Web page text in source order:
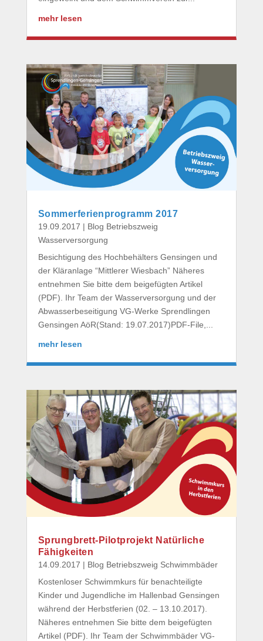
mehr lesen
Sommerferienprogramm 2017
19.09.2017 | Blog Betriebszweig
Wasserversorgung
Besichtigung des Hochbehälters Gensingen und
der Kläranlage “Mittlerer Wiesbach” Näheres
entnehmen Sie bitte dem beigefügten Artikel
(PDF). Ihr Team der Wasserversorgung und der
Abwasserbeseitigung VG-Werke Sprendlingen
Gensingen AöR(Stand: 19.07.2017)PDF-File,...
mehr lesen
Sprungbrett-Pilotprojekt Natürliche
Fähigkeiten
14.09.2017 | Blog Betriebszweig Schwimmbäder
Kostenloser Schwimmkurs für benachteiligte
Kinder und Jugendliche im Hallenbad Gensingen
während der Herbstferien (02. – 13.10.2017).
Näheres entnehmen Sie bitte dem beigefügten
Artikel (PDF). Ihr Team der Schwimmbäder VG-